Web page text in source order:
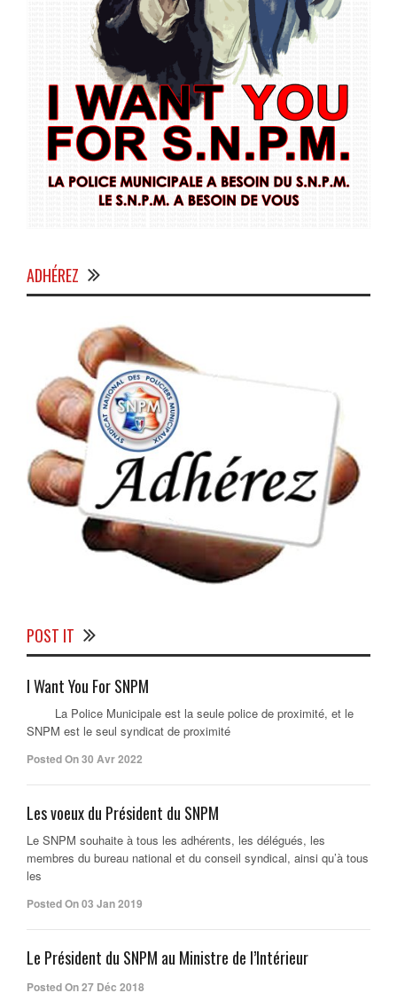
ADHÉREZ
POST IT
I Want You For SNPM
La Police Municipale est la seule police de proximité, et le
SNPM est le seul syndicat de proximité
Posted On 30 Avr 2022
Les voeux du Président du SNPM
Le SNPM souhaite à tous les adhérents, les délégués, les
membres du bureau national et du conseil syndical, ainsi qu’à tous
les
Posted On 03 Jan 2019
Le Président du SNPM au Ministre de l’Intérieur
Posted On 27 Déc 2018